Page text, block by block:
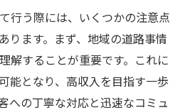
行う際には、いくつかの注意点
ります。まず、地域の道路事情
解することが重要です。これに
能となり、高収入を目指す一歩
への丁寧な対応と迅速なコミュ